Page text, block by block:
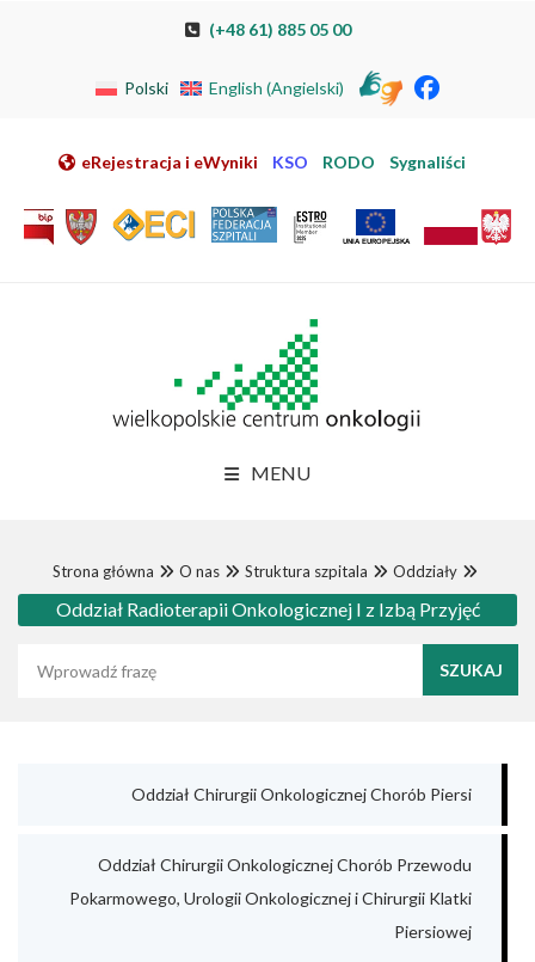
Przeskocz do nawigacji
Przejdź do mapy strony
Przejdź do elektronicznej rejestracji pacjenta
(+48 61) 885 05 00
Polski English (Angielski)
eRejestracja i eWyniki KSO RODO Sygnaliści
MENU
Strona główna O nas Struktura szpitala Oddziały
Oddział Radioterapii Onkologicznej I z Izbą Przyjęć
Oddział Chirurgii Onkologicznej Chorób Piersi
Oddział Chirurgii Onkologicznej Chorób Przewodu
Pokarmowego, Urologii Onkologicznej i Chirurgii Klatki
Piersiowej